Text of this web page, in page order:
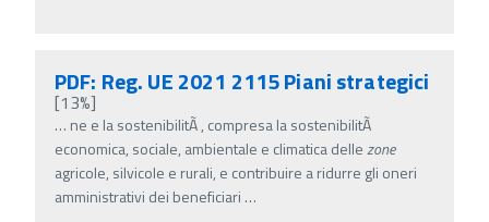
PDF: Reg. UE 2021 2115 Piani strategici
[13%]
… ne e la sostenibilitÃ , compresa la sostenibilitÃ
economica, sociale, ambientale e climatica dellezone
agricole, silvicole e rurali, e contribuire a ridurre gli oneri
amministrativi dei beneficiari …